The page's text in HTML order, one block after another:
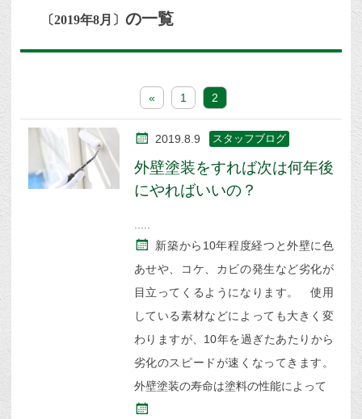
〔2019年8月〕の一覧
« 1 2
2019.8.9 スタッフブログ
外壁塗装をすれば次は何年後
にやればいいの？
新築から10年程度経つと外壁に色
あせや、コケ、カビの発生など劣化が
目立ってくるようになります。 使用
している素材などによっても大きく変
わりますが、10年を過ぎたあたりから
劣化のスピードが速くなってきます。
外壁塗装の寿命は塗料の性能によって